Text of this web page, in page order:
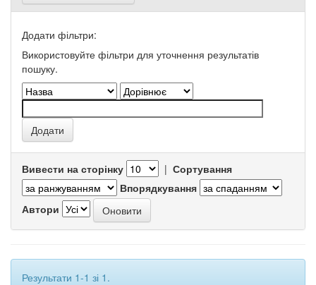
Додати фільтри:
Використовуйте фільтри для уточнення результатів
пошуку.
Вивести на сторінку | Сортування
Впорядкування
Автори
Результати 1-1 зі 1.